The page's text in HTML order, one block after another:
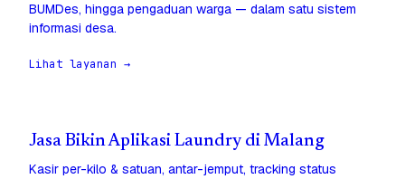
BUMDes, hingga pengaduan warga — dalam satu sistem
informasi desa.
Lihat layanan →
Jasa Bikin Aplikasi Laundry di Malang
Kasir per-kilo & satuan, antar-jemput, tracking status